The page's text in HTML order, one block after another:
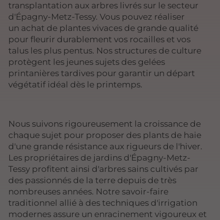
transplantation aux arbres livrés sur le secteur
d'Épagny-Metz-Tessy. Vous pouvez réaliser
un achat de plantes vivaces de grande qualité
pour fleurir durablement vos rocailles et vos
talus les plus pentus. Nos structures de culture
protègent les jeunes sujets des gelées
printanières tardives pour garantir un départ
végétatif idéal dès le printemps.
Nous suivons rigoureusement la croissance de
chaque sujet pour proposer des plants de haie
d'une grande résistance aux rigueurs de l'hiver.
Les propriétaires de jardins d'Épagny-Metz-
Tessy profitent ainsi d'arbres sains cultivés par
des passionnés de la terre depuis de très
nombreuses années. Notre savoir-faire
traditionnel allié à des techniques d'irrigation
modernes assure un enracinement vigoureux et